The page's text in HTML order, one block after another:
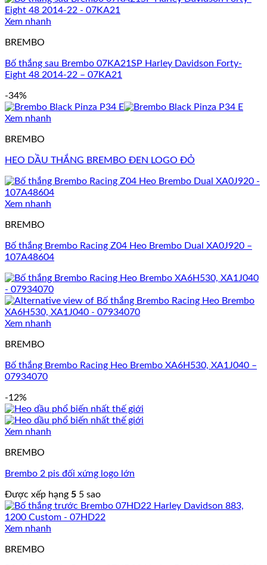
Xem nhanh
BREMBO
Bố thắng sau Brembo 07KA21SP Harley Davidson Forty-
Eight 48 2014-22 – 07KA21
-34%
Xem nhanh
BREMBO
HEO DẦU THẮNG BREMBO ĐEN LOGO ĐỎ
Xem nhanh
BREMBO
Bố thắng Brembo Racing Z04 Heo Brembo Dual XA0J920 –
107A48604
Xem nhanh
BREMBO
Bố thắng Brembo Racing Heo Brembo XA6H530, XA1J040 –
07934070
-12%
Xem nhanh
BREMBO
Brembo 2 pis đối xứng logo lớn
Được xếp hạng 5 5 sao
Xem nhanh
BREMBO